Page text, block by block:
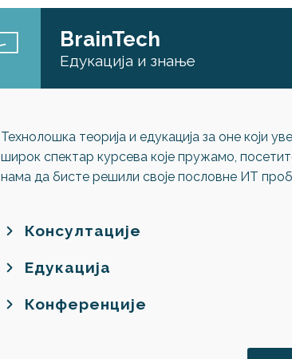
BrainTech
Едукација и знање
Технолошка теорија и едукација за оне који
широк спектар курсева које пружамо,
нама да бисте решили своје пословне ИТ
Консултације
Едукација
Конференције